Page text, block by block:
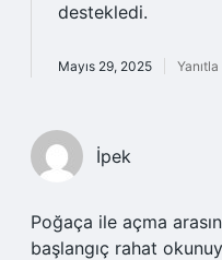
destekledi.
Mayıs 29, 2025 Yanıtla
İpek
Poğaça ile açma
başlangıç rahat